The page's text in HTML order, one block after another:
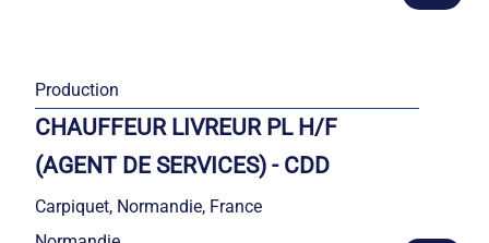
Production
CHAUFFEUR LIVREUR PL H/F
(AGENT DE SERVICES) - CDD
Carpiquet, Normandie, France